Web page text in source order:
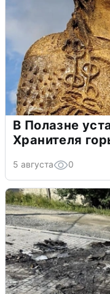
В Полазне
Хранителя
5 августа 0